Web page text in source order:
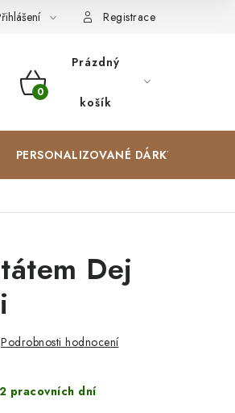
Spolupracujeme Blog
Registrace
NÁKUPNÍ
Prázdný
košík
PERSONALIZOVANÉ DÁRKY ✨
Dej
Podrobnosti hodnocení
pracovních dní